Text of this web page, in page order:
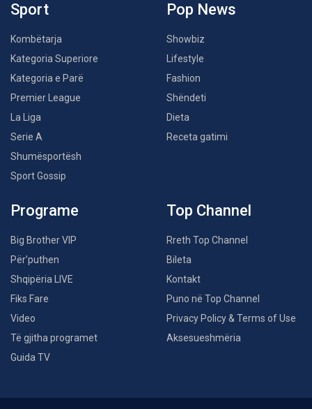
Sport
Kombëtarja
Kategoria Superiore
Kategoria e Parë
Premier League
La Liga
Serie A
Shumësportësh
Sport Gossip
Pop News
Showbiz
Lifestyle
Fashion
Shëndeti
Dieta
Receta gatimi
Programe
Big Brother VIP
Për’puthen
Shqipëria LIVE
Fiks Fare
Video
Të gjitha programet
Guida TV
Top Channel
Rreth Top Channel
Bileta
Kontakt
Puno në Top Channel
Privacy Policy & Terms of Use
Aksesueshmëria